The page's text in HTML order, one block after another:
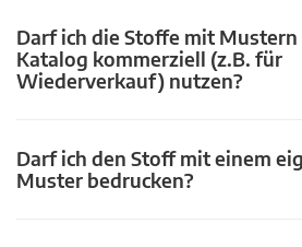
Darf ich die Stoffe mit Mustern
Katalog kommerziell (z.B. für
Wiederverkauf) nutzen?
Darf ich den Stoff mit einem
Muster bedrucken?